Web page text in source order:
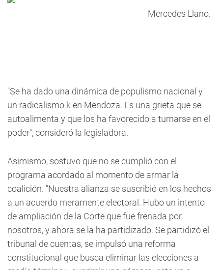
Mercedes Llano.
"Se ha dado una dinámica de populismo nacional y
un radicalismo k en Mendoza. Es una grieta que se
autoalimenta y que los ha favorecido a turnarse en el
poder", consideró la legisladora.
Asimismo, sostuvo que no se cumplió con el
programa acordado al momento de armar la
coalición. "Nuestra alianza se suscribió en los hechos
a un acuerdo meramente electoral. Hubo un intento
de ampliación de la Corte que fue frenada por
nosotros, y ahora se la ha partidizado. Se partidizó el
tribunal de cuentas, se impulsó una reforma
constitucional que busca eliminar las elecciones a